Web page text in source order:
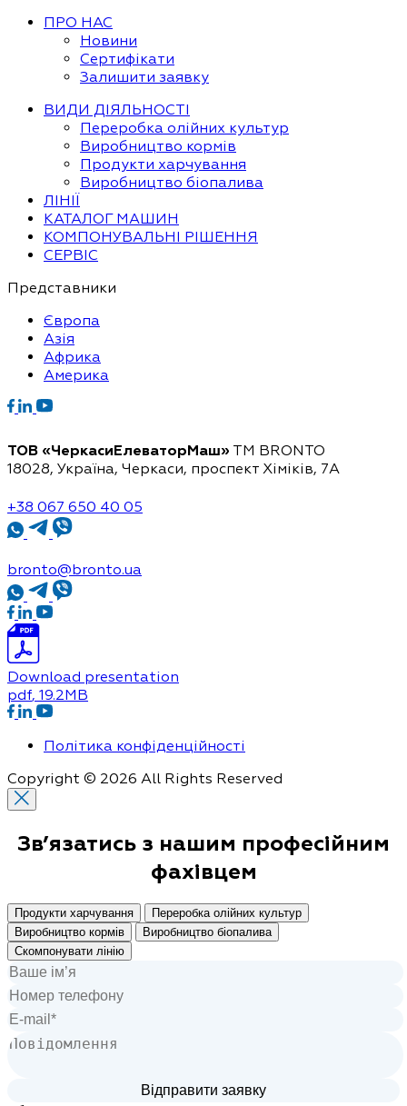
ПРО НАС
Новини
Сертифікати
Залишити заявку
ВИДИ ДІЯЛЬНОСТІ
Переробка олійних культур
Виробництво кормів
Продукти харчування
Виробництво біопалива
ЛІНІЇ
КАТАЛОГ МАШИН
КОМПОНУВАЛЬНІ РІШЕННЯ
СЕРВІС
Представники
Європа
Азія
Африка
Америка
ТОВ «ЧеркасиЕлеваторМаш» ТМ BRONTO
18028, Україна, Черкаси, проспект Хіміків, 7А
+38 067 650 40 05
bronto@bronto.ua
Download presentation
pdf, 19.2MB
Політика конфіденційності
Copyright © 2026 All Rights Reserved
Зв’язатись з нашим професійним
фахівцем
Продукти харчування
Переробка олійних культур
Виробництво кормів
Виробництво біопалива
Скомпонувати лінію